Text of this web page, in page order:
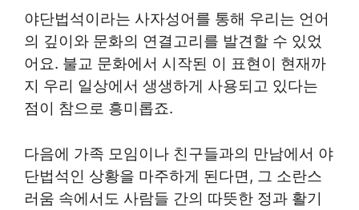
야단법석이라는 사자성어를 통해 우리는 언어
의 깊이와 문화의 연결고리를 발견할 수 있었
어요. 불교 문화에서 시작된 이 표현이 현재까
지 우리 일상에서 생생하게 사용되고 있다는
점이 참으로 흥미롭죠.
다음에 가족 모임이나 친구들과의 만남에서 야
단법석인 상황을 마주하게 된다면, 그 소란스
러움 속에서도 사람들 간의 따뜻한 정과 활기